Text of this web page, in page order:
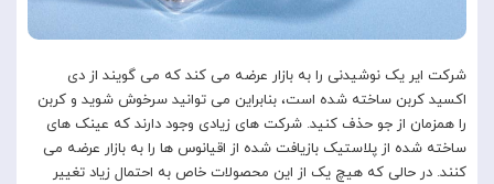
شرکت ایر یک نوشیدنی را به بازار عرضه می کند که می گویند از دی
اکسید کربن ساخته شده است، بنابراین می توانید سرخوش شوید و کربن
را همزمان از جو حذف کنید. شرکت های زیادی وجود دارند که عینک های
ساخته شده از پلاستیک بازیافت شده از اقیانوس ها را به بازار عرضه می
کنند. در حالی که هیچ یک از این محصولات خاص به احتمال زیاد تغییر